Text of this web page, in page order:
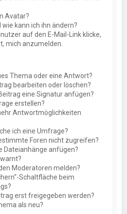
Avatar?
kann ich ihn ändern?
auf den E-Mail-Link klicke,
mich anzumelden.
Thema oder eine Antwort?
bearbeiten oder löschen?
eine Signatur anfügen?
erstellen?
Antwortmöglichkeiten
ich eine Umfrage?
Foren nicht zugreifen?
Dateianhänge anfügen?
Moderatoren melden?
Schaltfläche beim
erst freigegeben werden?
als neu?